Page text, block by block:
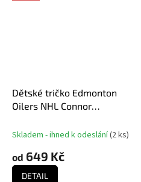
Dětské tričko Edmonton
Oilers NHL Connor
500 Level
Skladem - ihned k odeslání(2 ks)
od 649 Kč
DETAIL